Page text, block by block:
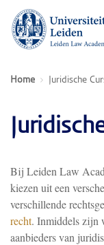
Home Juridische
Bij Leiden Law
kiezen uit een
verschillende
recht. Inmiddels zijn
aanbieders van